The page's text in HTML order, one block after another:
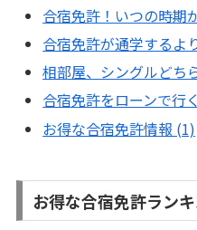
合宿免許！いつの時期
合宿免許が通学するよ
相部屋、シングルどち
合宿免許をローンで行
お得な合宿免許情報 (1)
お得な合宿免許ラン